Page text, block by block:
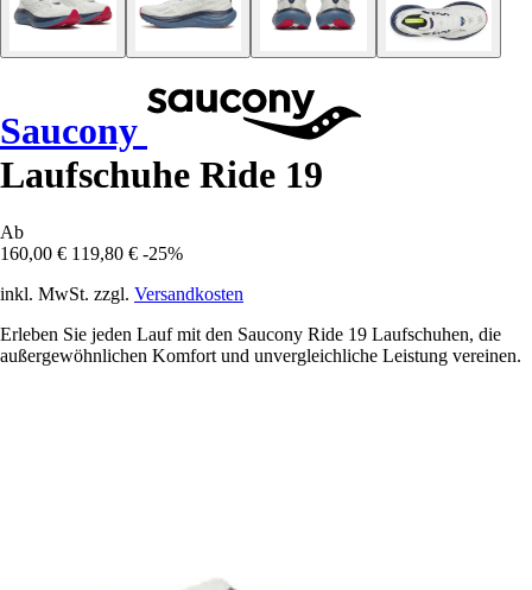
Saucony
Laufschuhe Ride 19
Ab
160,00 € 119,80 € -25%
inkl. MwSt. zzgl. Versandkosten
Erleben Sie jeden Lauf mit den Saucony Ride 19 Laufschuhen, die
außergewöhnlichen Komfort und unvergleichliche Leistung vereinen.